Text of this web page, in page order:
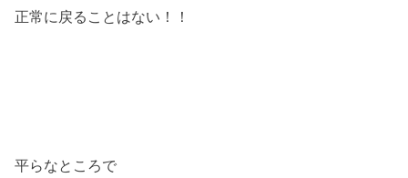
正常に戻ることはない！！
平らなところで